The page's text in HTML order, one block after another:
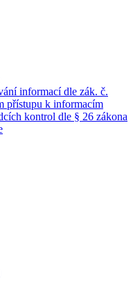
informací dle zák. č.
přístupu k informacím
kontrol dle § 26 zákona